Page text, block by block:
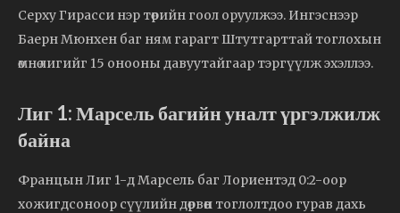
Серху Гирасси нэр төрийн гоол оруулжээ. Ингэснээр
Баерн Мюнхен баг ням гарагт Штутгарттай тоглохын
өмнө лигийг 15 онооны давуутайгаар тэргүүлж эхэллээ.
Лиг 1: Марсель багийн уналт үргэлжилж
байна
Францын Лиг 1-д Марсель баг Лориентэд 0:2-оор
хожигдсоноор сүүлийн дөрвөн тоглолтдоо гурав дахь